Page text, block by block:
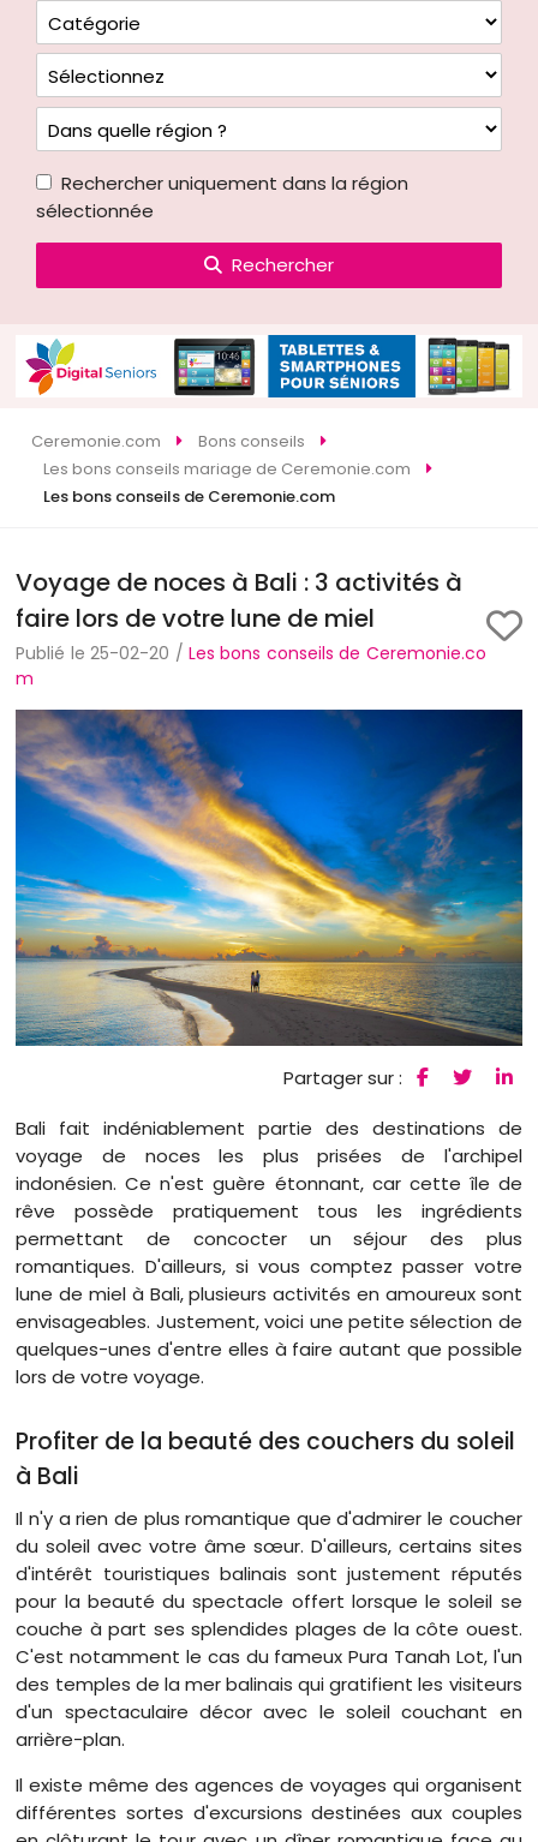
Rechercher uniquement dans la région
sélectionnée
Rechercher
Ceremonie.com
Bons conseils
Les bons conseils mariage de Ceremonie.com
Les bons conseils de Ceremonie.com
Voyage de noces à Bali : 3 activités à
faire lors de votre lune de miel
Publié le 25-02-20 / Les bons conseils de Ceremonie.co
m
Partager sur :
Bali fait indéniablement partie des destinations de
voyage de noces les plus prisées de l'archipel
indonésien. Ce n'est guère étonnant, car cette île de
rêve possède pratiquement tous les ingrédients
permettant de concocter un séjour des plus
romantiques. D'ailleurs, si vous comptez passer votre
lune de miel à Bali, plusieurs activités en amoureux sont
envisageables. Justement, voici une petite sélection de
quelques-unes d'entre elles à faire autant que possible
lors de votre voyage.
Profiter de la beauté des couchers du soleil
à Bali
Il n'y a rien de plus romantique que d'admirer le coucher
du soleil avec votre âme sœur. D'ailleurs, certains sites
d'intérêt touristiques balinais sont justement réputés
pour la beauté du spectacle offert lorsque le soleil se
couche à part ses splendides plages de la côte ouest.
C'est notamment le cas du fameux Pura Tanah Lot, l'un
des temples de la mer balinais qui gratifient les visiteurs
d'un spectaculaire décor avec le soleil couchant en
arrière-plan.
Il existe même des agences de voyages qui organisent
différentes sortes d'excursions destinées aux couples